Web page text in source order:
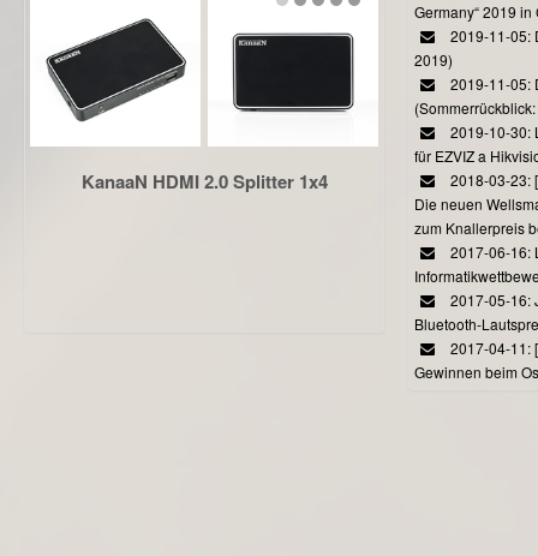
KanaaN HDMI 2.0 Splitter 1x4
Germany“ 2019
2019-11-05:
2019)
2019-11-05:
2019-10-30:
für EZVIZ a
2018-03-23:
Die neuen
zum Knallerpreis
2017-06-16:
2017-05-16:
Bluetooth-
2017-04-11:
Gewinnen beim